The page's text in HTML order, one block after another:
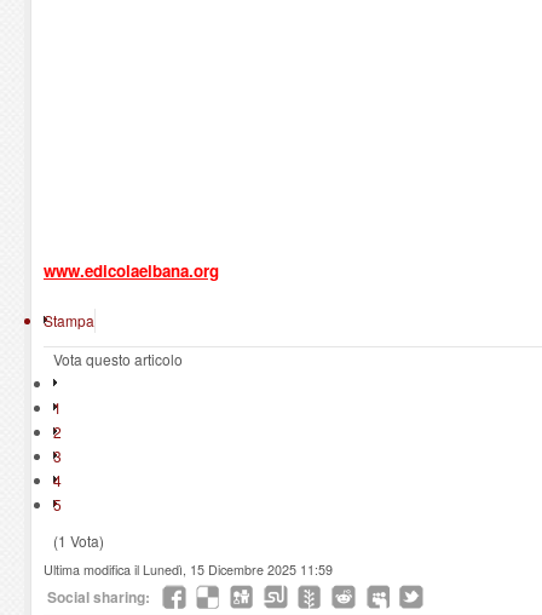
www.edicolaelbana.org
Stampa
Vota questo articolo
1
2
3
4
5
(1 Vota)
Ultima modifica il Lunedì, 15 Dicembre 2025 11:59
Social sharing: